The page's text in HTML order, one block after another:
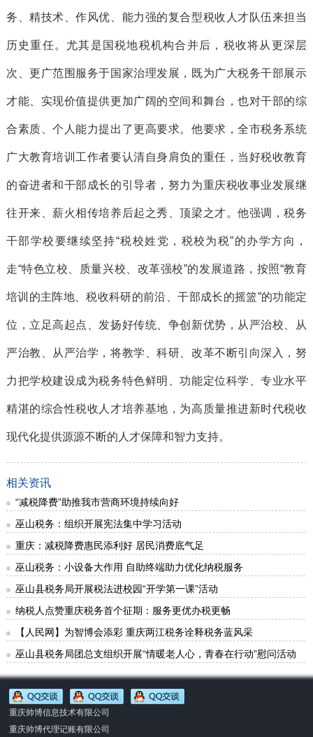
务、精技术、作风优、能力强的复合型税收人才队伍来担当
历史重任。尤其是国税地税机构合并后，税收将从更深层
次、更广范围服务于国家治理发展，既为广大税务干部展示
才能、实现价值提供更加广阔的空间和舞台，也对干部的综
合素质、个人能力提出了更高要求。他要求，全市税务系统
广大教育培训工作者要认清自身肩负的重任，当好税收教育
的奋进者和干部成长的引导者，努力为重庆税收事业发展继
往开来、薪火相传培养后起之秀、顶梁之才。他强调，税务
干部学校要继续坚持“税校姓党，税校为税”的办学方向，
走“特色立校、质量兴校、改革强校”的发展道路，按照“教育
培训的主阵地、税收科研的前沿、干部成长的摇篮”的功能定
位，立足高起点、发扬好传统、争创新优势，从严治校、从
严治教、从严治学，将教学、科研、改革不断引向深入，努
力把学校建设成为税务特色鲜明、功能定位科学、专业水平
精湛的综合性税收人才培养基地，为高质量推进新时代税收
现代化提供源源不断的人才保障和智力支持。
相关资讯
“减税降费”助推我市营商环境持续向好
巫山税务：组织开展宪法集中学习活动
重庆：减税降费惠民添利好 居民消费底气足
巫山税务：小设备大作用 自助终端助力优化纳税服务
巫山县税务局开展税法进校园“开学第一课”活动
纳税人点赞重庆税务首个征期：服务更优办税更畅
【人民网】为智博会添彩 重庆两江税务诠释税务蓝风采
巫山县税务局团总支组织开展“情暖老人心，青春在行动”慰问活动
重庆帅博信息技术有限公司
重庆帅博代理记账有限公司